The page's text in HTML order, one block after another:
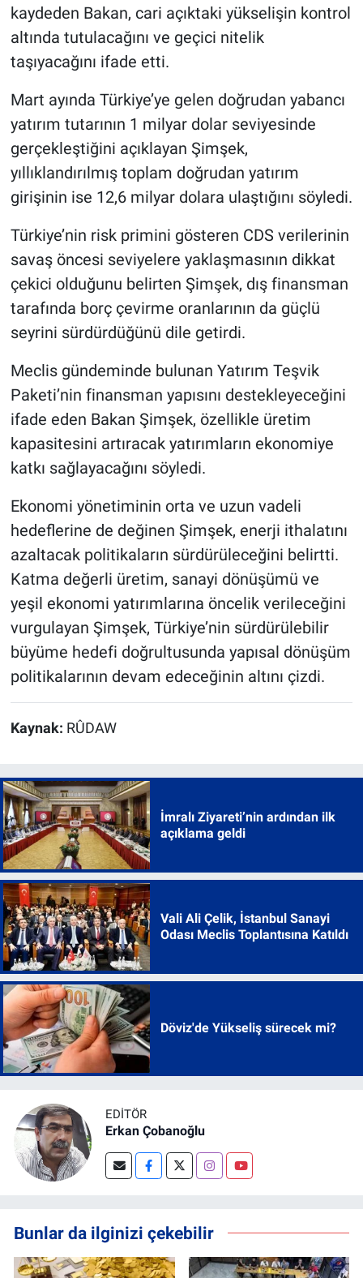
kaydeden Bakan, cari açıktaki yükselişin kontrol
altında tutulacağını ve geçici nitelik
taşıyacağını ifade etti.
Mart ayında Türkiye’ye gelen doğrudan yabancı
yatırım tutarının 1 milyar dolar seviyesinde
gerçekleştiğini açıklayan Şimşek,
yıllıklandırılmış toplam doğrudan yatırım
girişinin ise 12,6 milyar dolara ulaştığını söyledi.
Türkiye’nin risk primini gösteren CDS verilerinin
savaş öncesi seviyelere yaklaşmasının dikkat
çekici olduğunu belirten Şimşek, dış finansman
tarafında borç çevirme oranlarının da güçlü
seyrini sürdürdüğünü dile getirdi.
Meclis gündeminde bulunan Yatırım Teşvik
Paketi’nin finansman yapısını destekleyeceğini
ifade eden Bakan Şimşek, özellikle üretim
kapasitesini artıracak yatırımların ekonomiye
katkı sağlayacağını söyledi.
Ekonomi yönetiminin orta ve uzun vadeli
hedeflerine de değinen Şimşek, enerji ithalatını
azaltacak politikaların sürdürüleceğini belirtti.
Katma değerli üretim, sanayi dönüşümü ve
yeşil ekonomi yatırımlarına öncelik verileceğini
vurgulayan Şimşek, Türkiye’nin sürdürülebilir
büyüme hedefi doğrultusunda yapısal dönüşüm
politikalarının devam edeceğinin altını çizdi.
Kaynak: RÛDAW
İmralı Ziyareti’nin ardından ilk
açıklama geldi
Vali Ali Çelik, İstanbul Sanayi
Odası Meclis Toplantısına Katıldı
Döviz'de Yükseliş sürecek mi?
EDITÖR
Erkan Çobanoğlu
Bunlar da ilginizi çekebilir